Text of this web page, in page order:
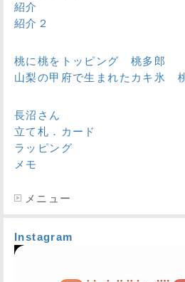
紹介
紹介２
桃に桃をトッピング 桃多郎
山梨の甲府で生まれたカキ氷
長沼さん
立て札．カード
ラッピング
メモ
メニュー
Instagram